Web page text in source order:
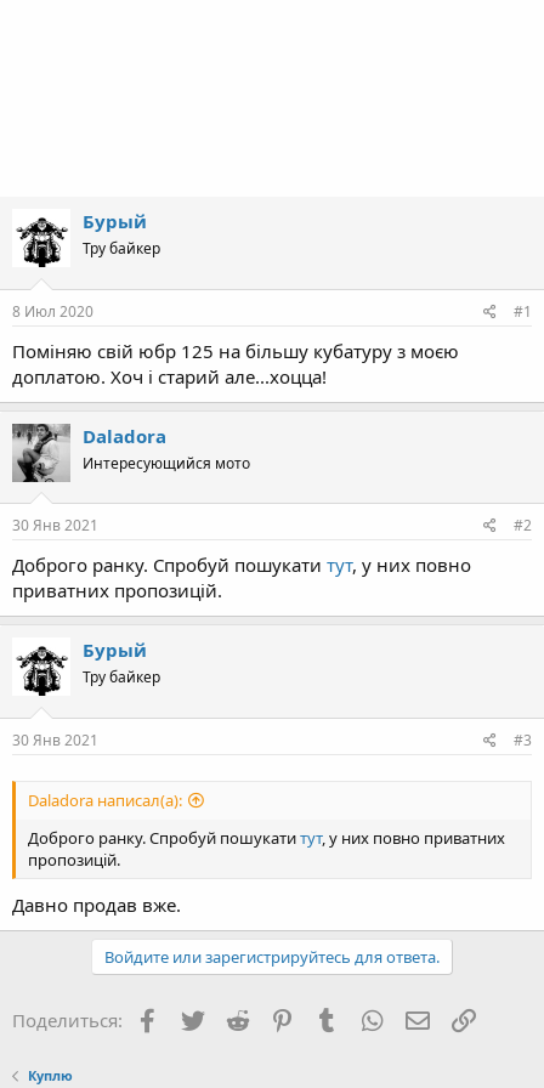
Бурый
Тру байкер
8 Июл 2020 #1
Поміняю свій юбр 125 на більшу кубатуру з моєю
доплатою. Хоч і старий але...хоцца!
Daladora
Интересующийся мото
30 Янв 2021 #2
Доброго ранку. Спробуй пошукати тут, у них повно
приватних пропозицій.
Бурый
Тру байкер
30 Янв 2021 #3
Daladora написал(а):
Доброго ранку. Спробуй пошукатитут, у них повно приватних
пропозицій.
Давно продав вже.
Войдите или зарегистрируйтесь для ответа.
Поделиться: Facebook
TwitterReddit PinterestTumblr WhatsApp Ссылка
Куплю